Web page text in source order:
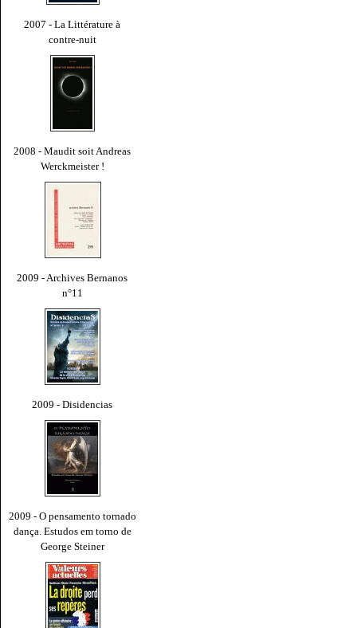
2007 - La Littérature à
contre-nuit
2008 - Maudit soit Andreas
Werckmeister !
2009 - Archives Bernanos
n°11
2009 - Disidencias
2009 - O pensamento tornado
dança. Estudos em torno de
George Steiner